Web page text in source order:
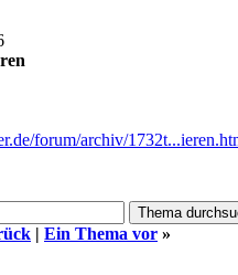
forum/archiv/
| Ein Thema vor »